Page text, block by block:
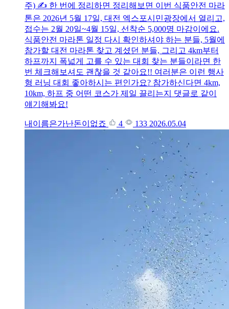
주) ✍️ 한 번에 정리하면 정리해보면 이번 식품안전 마라
톤은 2026년 5월 17일, 대전 엑스포시민광장에서 열리고,
접수는 2월 20일~4월 15일, 선착순 5,000명 마감이에요.
식품안전 마라톤 일정 다시 확인하셔야 하는 분들, 5월에
참가할 대전 마라톤 찾고 계셨던 분들, 그리고 4km부터
하프까지 폭넓게 고를 수 있는 대회 찾는 분들이라면 한
번 체크해보셔도 괜찮을 것 같아요!! 여러분은 이런 행사
형 러닝 대회 좋아하시는 편인가요? 참가하신다면 4km,
10km, 하프 중 어떤 코스가 제일 끌리는지 댓글로 같이
얘기해봐요!
내이름은가난돈이없죠 4 133 2026.05.04